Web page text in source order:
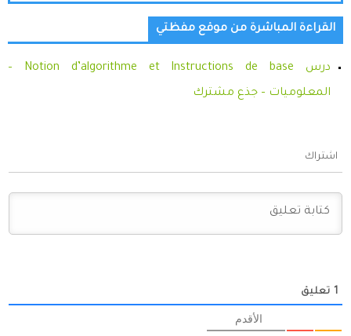
القراءة المباشرة من موقع مفظتي
درس Notion d’algorithme et Instructions de base –
المعلوميات – جذع مشترك
اشتراك
1 تعليق
الأقدم